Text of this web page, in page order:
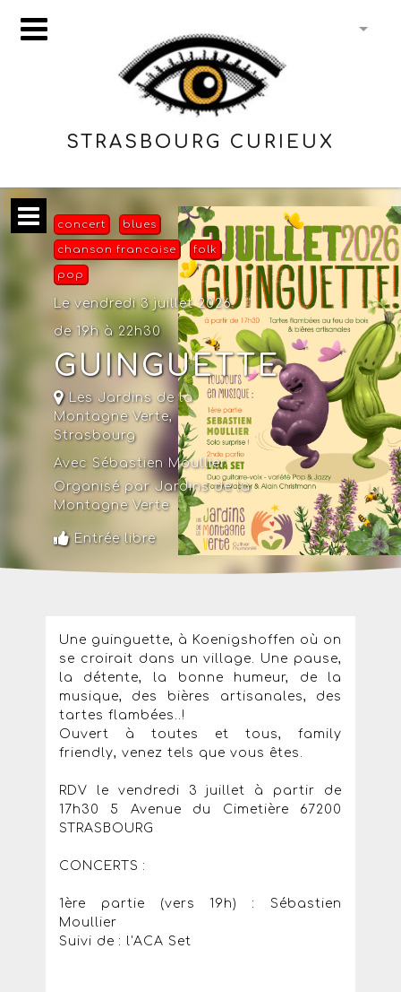
STRASBOURG CURIEUX
concert blues
chanson francaise folk
pop
Le vendredi 3 juillet 2026
de 19h à 22h30
GUINGUETTE
Les Jardins de la
Montagne Verte,
Strasbourg
Avec Sébastien Moullier
Organisé par Jardins de la
Montagne Verte
Entrée libre
Une guinguette, à Koenigshoffen où on
se croirait dans un village. Une pause,
la détente, la bonne humeur, de la
musique, des bières artisanales, des
tartes flambées..!
Ouvert à toutes et tous, family
friendly, venez tels que vous êtes.
RDV le vendredi 3 juillet à partir de
17h30 5 Avenue du Cimetière 67200
STRASBOURG
CONCERTS :
1ère partie (vers 19h) : Sébastien
Moullier
Suivi de : l'ACA Set